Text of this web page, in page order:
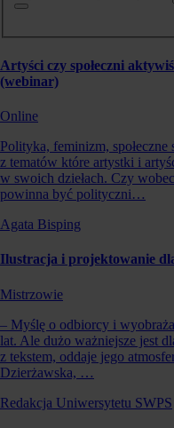
Artyści czy społeczni
(webinar)
Online
Polityka, feminizm,
z tematów które artystki i
w swoich dziełach. Czy
powinna być polityczni…
Agata Bisping
Ilustracja i projektowanie
Mistrzowie
– Myślę o odbiorcy i
lat. Ale dużo ważniejsze jest
z tekstem, oddaje jego
Dzierżawska, …
Redakcja Uniwersytetu SWPS